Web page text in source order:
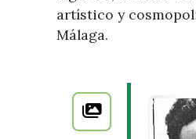
artístico y
Málaga.